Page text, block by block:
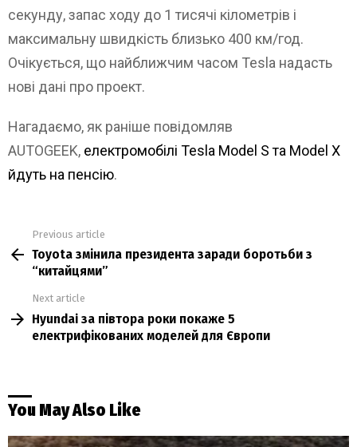
секунду, запас ходу до 1 тисячі кілометрів і
максимальну швидкість близько 400 км/год.
Очікується, що найближчим часом Tesla надасть
нові дані про проект.
Нагадаємо, як раніше повідомляв
AUTOGEEK, електромобілі Tesla Model S та Model X
йдуть на пенсію.
more
Previous article
Toyota змінила президента заради боротьби з
“китайцями”
Next article
Hyundai за півтора роки покаже 5
електрифікованих моделей для Європи
You May Also Like